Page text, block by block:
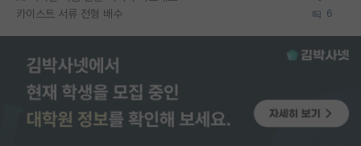
카이스트 서류 전형 배수 6